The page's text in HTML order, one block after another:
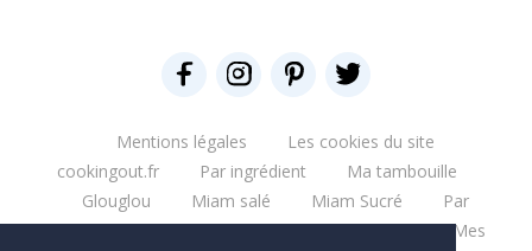
Mentions légales
Les cookies du site
cookingout.fr
Par ingrédient
Ma tambouille
Glouglou
Miam salé Miam Sucré
Par
ingrédient
Mes aventures Bonne table
Mes